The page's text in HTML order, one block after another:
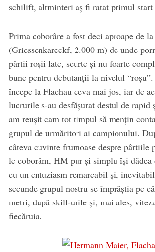
schilift, altminteri aş fi ratat primul start
Prima coborâre a fost deci aproape de
(Griessenkareckf, 2.000 m) de unde
pârtii roşii late, scurte şi nu foarte
bune pentru debutanţii la nivelul
începe la Flachau ceva mai jos, iar de
lucrurile s-au desfăşurat destul de rapid
am reuşit cam tot timpul să menţin
grupul de urmăritori ai campionului.
câteva cuvinte frumoase despre pârtiile
le coborâm, HM pur şi simplu îşi
cu un entuziasm remarcabil şi,
secunde grupul nostru se împrăştia pe
metri, după skill-urile şi, mai ales,
fiecăruia.